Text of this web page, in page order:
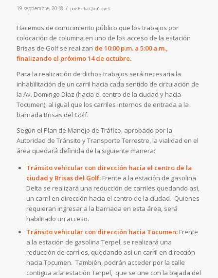
19 septiembre, 2018 / por Erika Quiñones
Hacemos de conocimiento público que los trabajos por
colocación de columna en uno de los acceso de la estación
Brisas de Golf se realizan de 10:00 p.m. a 5:00 a.m.,
finalizando el próximo 14 de octubre.
Para la realización de dichos trabajos será necesaria la
inhabilitación de un carril hacia cada sentido de circulación de
la Av. Domingo Díaz (hacia el centro de la ciudad y hacia
Tocumen), al igual que los carriles internos de entrada a la
barriada Brisas del Golf.
Según el Plan de Manejo de Tráfico, aprobado por la
Autoridad de Tránsito y Transporte Terrestre, la vialidad en el
área quedará definida de la siguiente manera:
Tránsito vehicular con dirección hacia el centro de la
ciudad y Brisas del Golf:Frente a la estación de gasolina
Delta se realizará una reducción de carriles quedando así,
un carril en dirección hacia el centro de la ciudad. Quienes
requieran ingresar a la barriada en esta área, será
habilitado un acceso.
Tránsito vehicular con dirección hacia Tocumen: Frente
a la estación de gasolina Terpel, se realizará una
reducción de carriles, quedando así un carril en dirección
hacia Tocumen. También, podrán acceder por la calle
contigua a la estación Terpel, que se une con la bajada del